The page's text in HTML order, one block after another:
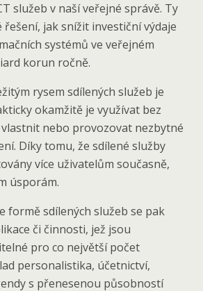
služeb v naší veřejné správě. Ty
jak snížit investiční výdaje
systémů ve veřejném
korun ročně.
rysem sdílených služeb je
okamžitě je využívat bez
nebo provozovat nezbytné
Díky tomu, že sdílené služby
více uživatelům současně,
úsporám.
formě sdílených služeb se pak
či činnosti, jež jsou
pro co největší počet
personalistika, účetnictví,
s přenesenou působností